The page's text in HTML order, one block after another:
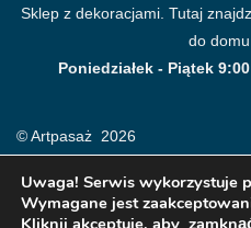
Sklep z dekoracjami. Tutaj
do domu
Poniedziałek - Piątek
© Artpasaż 2026
Uwaga! Serwis wykorzystuje
Wymagane jest
Kliknij akceptuje, aby